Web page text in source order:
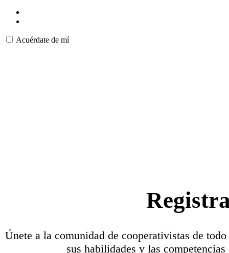
Acuérdate de mí
Únete a la comunidad de cooperativistas de
sus habilidades y las